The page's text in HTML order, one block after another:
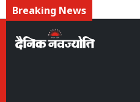
Breaking News